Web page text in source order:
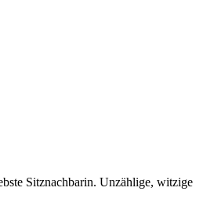
Sitznachbarin. Unzählige, witzige